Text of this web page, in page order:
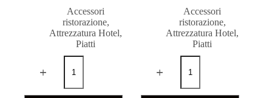
Accessori
ristorazione,
Attrezzatura Hotel,
Piatti
Accessori
ristorazione,
Attrezzatura Hotel,
Piatti